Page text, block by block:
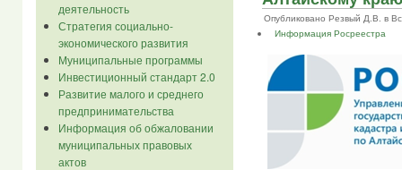
деятельность
Стратегия социально-
экономического развития
Муниципальные программы
Инвестиционный стандарт 2.0
Развитие малого и среднего
предпринимательства
Информация об обжаловании
муниципальных правовых
актов
Опубликовано Резвый Д.В. в Вс,
Информация Росреестра